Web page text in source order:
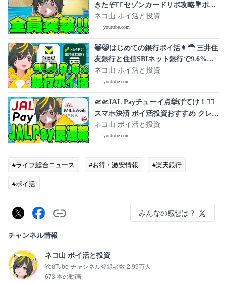
きたぞ🚴‍♀️セゾンカードリボ攻略💐ポイ
投資おすすめ クレジットカード クレカ
積立即売り
ネコ山 ポイ活と投資
youtube.com
😸😸はじめての銀行ポイ活👩‍🦰 三井住
友銀行と住信SBIネット銀行で9.6%リ
ターン🐷ポイ活投資おすすめ キャンペ
ーン攻略 銀行ぐるぐる
ネコ山 ポイ活と投資
youtube.com
🛫🛫JAL Payチューイ点挙げてけ！🧙‍♂️
スマホ決済 ポイ活投資おすすめ クレジ
ットカード 住信SBIネット銀行 NEO
BANK
ネコ山 ポイ活と投資
youtube.com
#ライフ総合ニュース #お得・激安情報
#楽天銀行
#ポイ活
みんなの感想は？
チャンネル情報
ネコ山 ポイ活と投資
YouTube チャンネル登録者数 2.99万人
673 本の動画